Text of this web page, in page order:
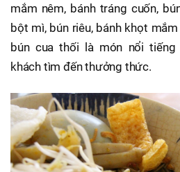
mắm nêm, bánh tráng cuốn,
bột mì, bún riêu, bánh khọt
bún cua thối là món nổi
khách tìm đến thưởng thức.